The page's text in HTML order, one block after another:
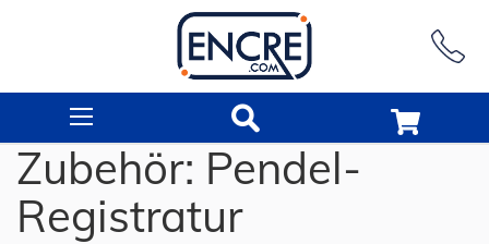
Zubehör: Pendel-
Registratur